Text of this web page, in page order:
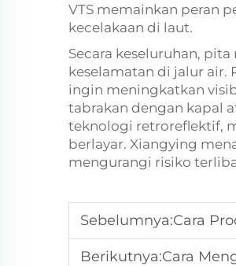
VTS memainkan peran
kecelakaan di laut.
Secara keseluruhan,
keselamatan di jalur air.
ingin meningkatkan
tabrakan dengan kapal
teknologi retroreflektif,
berlayar. Xiangying
mengurangi risiko
Sebelumnya:Cara
Berikutnya:Cara